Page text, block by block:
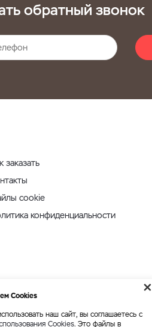
обратный звонок
заказать
cookie
конфиденциальности
×
Cookies
наш сайт, вы соглашаетесь с
Cookies. Это файлы в